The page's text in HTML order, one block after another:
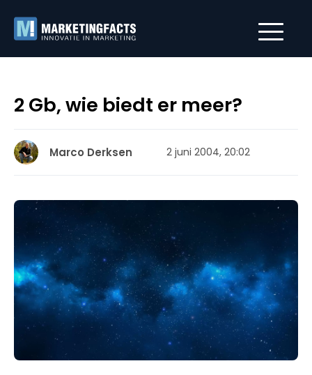
2 Gb, wie biedt er meer?
Marco Derksen 2 juni 2004, 20:02